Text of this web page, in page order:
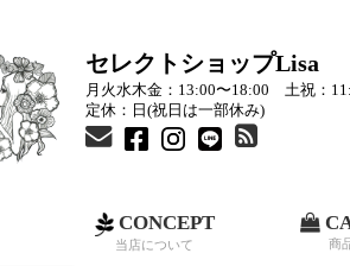
セレクトショップLisa
月火水木金：13:00〜18:00 土祝：
定休：日(祝日は一部休み)
CONCEPT
当店について 商